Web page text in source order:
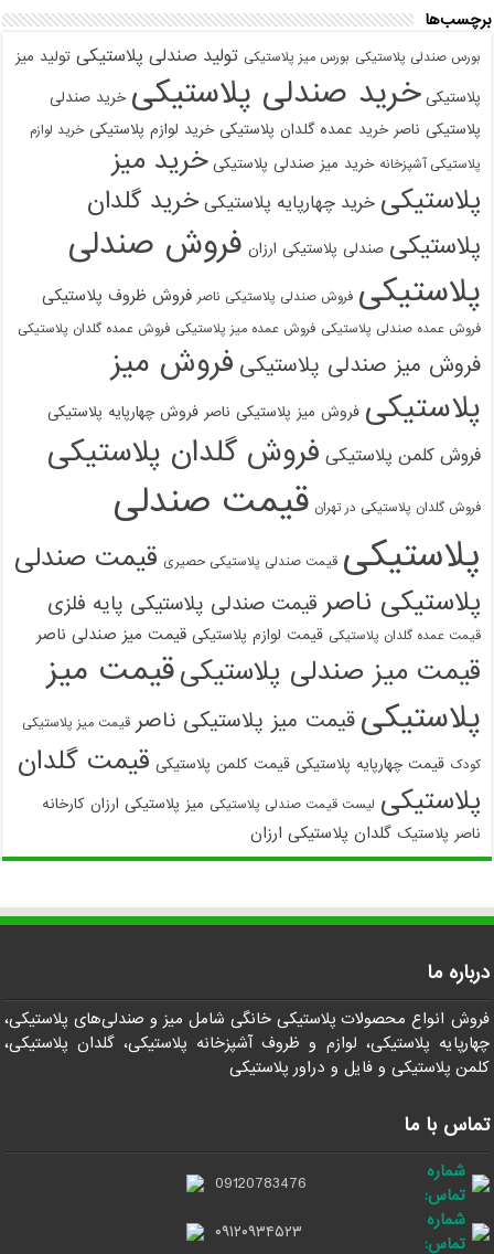
برچسب‌ها
بورس صندلی پلاستیکی بورس میز پلاستیکی تولید صندلی پلاستیکی تولید میز
پلاستیکی خرید صندلی پلاستیکی خرید صندلی
پلاستیکی ناصر خرید عمده گلدان پلاستیکی خرید لوازم پلاستیکی خرید لوازم
پلاستیکی آشپزخانه خرید میز صندلی پلاستیکی خرید میز
پلاستیکی خرید چهارپایه پلاستیکی خرید گلدان
پلاستیکی صندلی پلاستیکی ارزان فروش صندلی
پلاستیکی فروش صندلی پلاستیکی ناصر فروش ظروف پلاستیکی
فروش عمده صندلی پلاستیکی فروش عمده میز پلاستیکی فروش عمده گلدان پلاستیکی
فروش میز صندلی پلاستیکی فروش میز
پلاستیکی فروش میز پلاستیکی ناصر فروش چهارپایه پلاستیکی
فروش کلمن پلاستیکی فروش گلدان پلاستیکی
فروش گلدان پلاستیکی در تهران قیمت صندلی
پلاستیکی قیمت صندلی پلاستیکی حصیری قیمت صندلی
پلاستیکی ناصر قیمت صندلی پلاستیکی پایه فلزی
قیمت عمده گلدان پلاستیکی قیمت لوازم پلاستیکی قیمت میز صندلی ناصر
قیمت میز صندلی پلاستیکیقیمت میز
پلاستیکی قیمت میز پلاستیکی ناصر قیمت میز پلاستیکی
کودک قیمت چهارپایه پلاستیکی قیمت کلمن پلاستیکی قیمت گلدان
پلاستیکی لیست قیمت صندلی پلاستیکی میز پلاستیکی ارزان کارخانه
ناصر پلاستیک گلدان پلاستیکی ارزان
درباره ما
فروش انواع محصولات پلاستیکی خانگی شامل میز و صندلی‌های پلاستیکی،
چهارپایه پلاستیکی، لوازم و ظروف آشپزخانه پلاستیکی، گلدان پلاستیکی،
کلمن پلاستیکی و فایل و دراور پلاستیکی
تماس با ما
شماره
تماس:
09120783476
شماره
تماس:
۰۹۱۲۰۹۳۴۵۲۳